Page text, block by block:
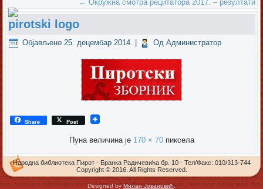
← Окружна смотра рецитатора 2017. – резултати
pirotski logo
Објављено 25. децембар 2014. Од Администратор
Share Post
Пуна величина је 170 × 70пиксела
Народна библиотека Пирот - Бранка Радичевића бр. 10 - Тел/Факс: 010/313-744
Copyright © 2016. All Rights Reserved.
Designed by Милан Јовановић .